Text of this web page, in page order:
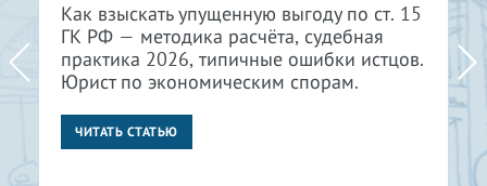
Как взыскать упущенную выгоду по ст. 15
ГК РФ — методика расчёта, судебная
практика 2026, типичные ошибки истцов.
Юрист по экономическим спорам.
ЧИТАТЬ СТАТЬЮ